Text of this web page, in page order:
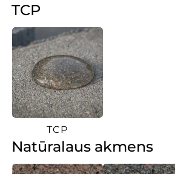
TCP
TCP
Natūralaus akmens